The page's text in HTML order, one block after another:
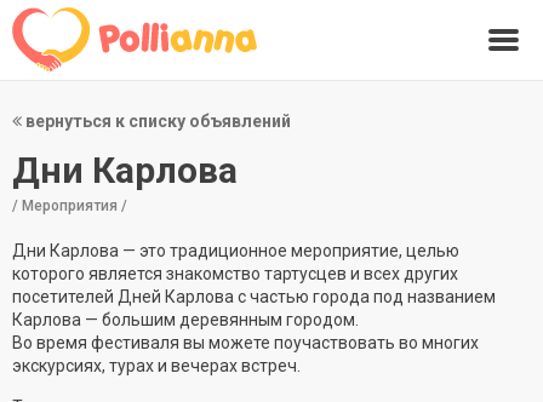
вернуться к списку объявлений
Дни Карлова
/ Мероприятия /
Дни Карлова — это традиционное мероприятие, целью
которого является знакомство тартусцев и всех других
посетителей Дней Карлова с частью города под названием
Карлова — большим деревянным городом.
Во время фестиваля вы можете поучаствовать во многих
экскурсиях, турах и вечерах встреч.